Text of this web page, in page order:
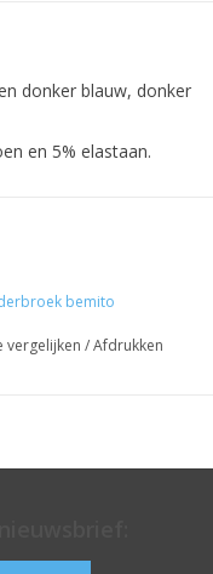
donker blauw, donker
en 5% elastaan.
bemito
vergelijken /Afdrukken